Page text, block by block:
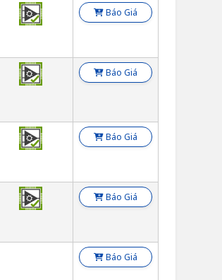
Báo Giá
Báo Giá
Báo Giá
Báo Giá
Báo Giá